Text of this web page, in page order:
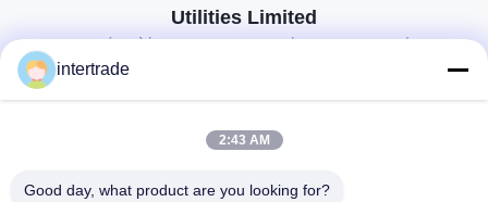
Utilities Limited
προσαρμοσμένες λύσεις για να ανταποκρίνονται στις απαιτήσεις των
86-28-37561966-8:00
intertrade
2:43 AM
Good day, what product are you looking for?